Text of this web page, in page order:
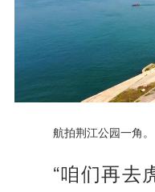
航拍荆江公园一角。
“咱们再去